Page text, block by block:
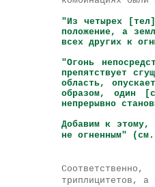
"Из четырех
положение, а
всех других к
"Огонь
препятствует
область,
образом, один
непрерывно
Добавим к
не огненным"
триплицитетов,